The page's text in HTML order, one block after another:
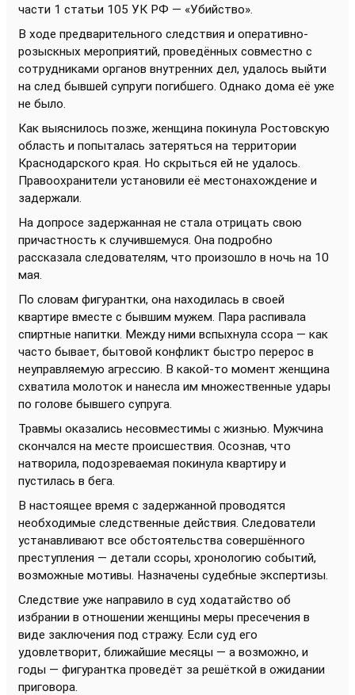
части 1 статьи 105 УК РФ — «Убийство».
В ходе предварительного следствия и оперативно-
розыскных мероприятий, проведённых совместно с
сотрудниками органов внутренних дел, удалось выйти
на след бывшей супруги погибшего. Однако дома её уже
не было.
Как выяснилось позже, женщина покинула Ростовскую
область и попыталась затеряться на территории
Краснодарского края. Но скрыться ей не удалось.
Правоохранители установили её местонахождение и
задержали.
На допросе задержанная не стала отрицать свою
причастность к случившемуся. Она подробно
рассказала следователям, что произошло в ночь на 10
мая.
По словам фигурантки, она находилась в своей
квартире вместе с бывшим мужем. Пара распивала
спиртные напитки. Между ними вспыхнула ссора — как
часто бывает, бытовой конфликт быстро перерос в
неуправляемую агрессию. В какой-то момент женщина
схватила молоток и нанесла им множественные удары
по голове бывшего супруга.
Травмы оказались несовместимы с жизнью. Мужчина
скончался на месте происшествия. Осознав, что
натворила, подозреваемая покинула квартиру и
пустилась в бега.
В настоящее время с задержанной проводятся
необходимые следственные действия. Следователи
устанавливают все обстоятельства совершённого
преступления — детали ссоры, хронологию событий,
возможные мотивы. Назначены судебные экспертизы.
Следствие уже направило в суд ходатайство об
избрании в отношении женщины меры пресечения в
виде заключения под стражу. Если суд его
удовлетворит, ближайшие месяцы — а возможно, и
годы — фигурантка проведёт за решёткой в ожидании
приговора.